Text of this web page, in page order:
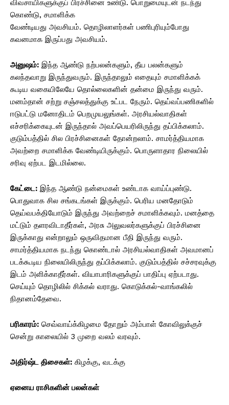
விவசாயிகளுக்குப் பிரச்சினை உண்டு. பொறுமையுடன் நடந்து
கொண்டு, சமாளிக்க
வேண்டியது அவசியம். தொழிலாளர்கள் பணிபுரியும்போது
கவனமாக இருப்பது அவசியம்.
அனுஷம்: இந்த ஆண்டு நற்பலன்களும், தீய பலன்களும்
கலந்தவாறு இருந்துவரும். இருந்தாலும் எதையும் சமாளிக்கக்
கூடிய வகையிலேயே தொல்லைகளின் தன்மை இருந்து வரும்.
மனம்தான் சற்று சஞ்சலத்துக்கு உட்பட நேரும். தெய்வப்பணிகளில்
ஈடுபட்டு மனோதிடம் பெறமுயலுங்கள். அரசியல்வாதிகள்
எச்சரிக்கையுடன் இருந்தால் அவப்பெயரிலிருந்து தப்பிக்கலாம்.
குடும்பத்தில் சில பிரச்சினைகள் தோன்றலாம். சாமர்த்தியமாக
அவற்றை சமாளிக்க வேண்டியிருக்கும். பொருளாதார நிலையில்
சரிவு ஏற்பட இடமில்லை.
கேட்டை: இந்த ஆண்டு நன்மைகள் உண்டாக வாய்ப்புண்டு.
பொதுவாக சில சங்கடங்கள் இருக்கும். பெரிய மனதோடும்
தெய்வபக்தியோடும் இருந்து அவற்றைச் சமாளிக்கவும். மனத்தை
மட்டும் தளரவிடாதீர்கள், அரசு அலுவலர்களுக்குப் பிரச்சினை
இருக்காது என்றாலும் ஒருவிதமான பீதி இருந்து வரும்.
சாமர்த்தியமாக நடந்து கொண்டால் அரசியல்வாதிகள் அவமானப்
படக்கூடிய நிலையிலிருந்து தப்பிக்கலாம். குடும்பத்தில் சச்சரவுக்கு
இடம் அளிக்காதீர்கள். வியாபாரிகளுக்குப் பாதிப்பு ஏற்படாது.
செய்யும் தொழிலில் சிக்கல் வராது. கொடுக்கல்-வாங்கலில்
நிதானம்தேவை.
பரிகாரம்: செவ்வாய்க்கிழமை தோறும் அம்பாள் கோவிலுக்குச்
சென்று காலையில் 3 முறை வலம் வரவும்.
அதிர்ஷ்ட திசைகள்: கிழக்கு, வடக்கு
ஏனைய ராசிகளின் பலன்கள்